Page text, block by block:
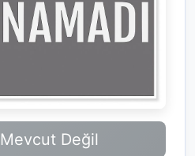
PDF Mevcut Değil